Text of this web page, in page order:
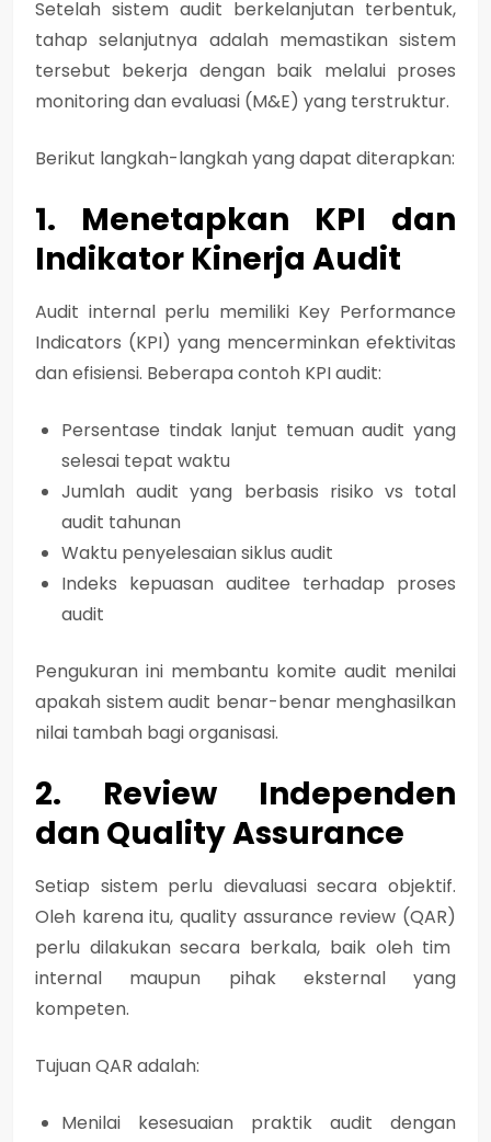
Setelah sistem audit berkelanjutan terbentuk,
tahap selanjutnya adalah memastikan sistem
tersebut bekerja dengan baik melalui proses
monitoring dan evaluasi (M&E) yang terstruktur.
Berikut langkah-langkah yang dapat diterapkan:
1. Menetapkan KPI dan
Indikator Kinerja Audit
Audit internal perlu memiliki Key Performance
Indicators (KPI) yang mencerminkan efektivitas
dan efisiensi. Beberapa contoh KPI audit:
Persentase tindak lanjut temuan audit yang
selesai tepat waktu
Jumlah audit yang berbasis risiko vs total
audit tahunan
Waktu penyelesaian siklus audit
Indeks kepuasan auditee terhadap proses
audit
Pengukuran ini membantu komite audit menilai
apakah sistem audit benar-benar menghasilkan
nilai tambah bagi organisasi.
2. Review Independen
dan Quality Assurance
Setiap sistem perlu dievaluasi secara objektif.
Oleh karena itu, quality assurance review (QAR)
perlu dilakukan secara berkala, baik oleh tim
internal maupun pihak eksternal yang
kompeten.
Tujuan QAR adalah:
Menilai kesesuaian praktik audit dengan